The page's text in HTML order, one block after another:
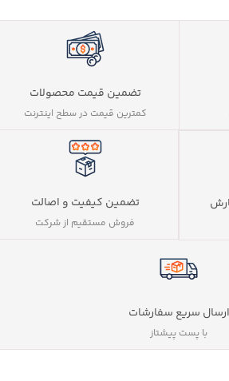
تضمین قیمت محصولات
کمترین قیمت در سطح اینترنت
تضمین کیفیت و اصالت
فروش مستقیم از شرکت
ارسال سریع سفارشات
با پست پیشتاز